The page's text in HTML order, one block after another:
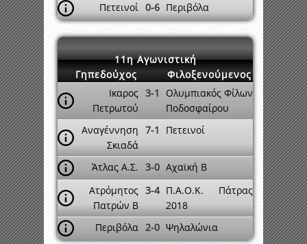
Πετεινοί 0-6 Περιβόλα
11η Αγωνιστική
Γηπεδούχος
Φιλοξενούμενος
Ικαρος
Πετρωτού
3-1 Ολυμπιακός Φίλων
Ποδοσφαίρου
Αναγέννηση
Σκιαδά
7-1 Πετεινοί
Άτλας Α.Σ. 3-0 Αχαϊκή Β
Ατρόμητος
Πατρών Β
3-4 Π.Α.Ο.Κ. Πάτρας
2018
Περιβόλα 2-0 Ψηλαλώνια